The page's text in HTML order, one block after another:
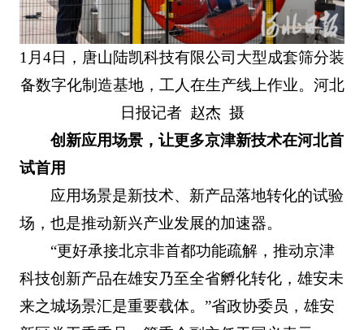
1月4日，唐山陆凯科技有限公司大型成套筛分装
备数字化制造基地，工人在生产线上作业。河北
日报记者 赵杰 摄
创新应用场景，让更多京津新技术在河北首
试首用
应用场景是新技术、新产品落地转化的试验
场，也是推动新兴产业发展的加速器。
“更好承接北京非首都功能疏解，推动京津
科技创新产品在雄安乃至全省孵化转化，雄安未
来之城场景汇是重要载体。”省政协委员，雄安